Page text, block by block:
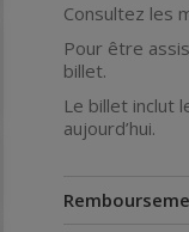
Consultez les
Pour être
billet.
Le billet inclut
aujourd’hui.